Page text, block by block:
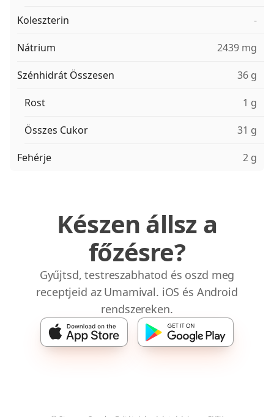
Koleszterin -
Nátrium 2439 mg
Szénhidrát Összesen 36 g
Rost 1 g
Összes Cukor 31 g
Fehérje 2 g
Készen állsz a
főzésre?
Gyűjtsd, testreszabhatod és oszd meg
receptjeid az Umamival. iOS és Android
rendszereken.